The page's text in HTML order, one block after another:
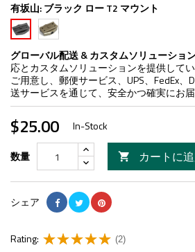
有坂山:ブラック ロー T2 マウント
ブ
ラ
ッ
ク
ロ
ー
T2
ウ
ン
ト
FDE
ロ
ー
T2
マ
ウ
ン
グローバル配送 & カスタムソリューショ
応とカスタムソリューションを提供して
ご用意し、郵便サービス、UPS、FedEx、
送サービスを通じて、安全かつ確実にお届
$25.00 In-Stock
数量  カートに
シェア
Rating: (2)